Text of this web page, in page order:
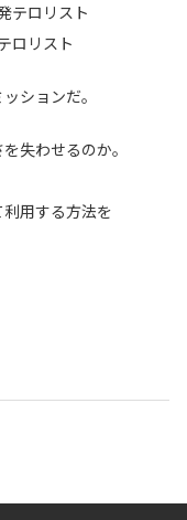
テロリスト
ロリスト
ションだ。
失わせるのか。
用する方法を